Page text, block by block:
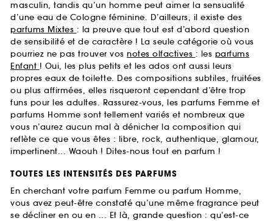
masculin, tandis qu’un homme peut aimer la sensualité
d’une eau de Cologne féminine. D’ailleurs, il existe des
parfums Mixtes : la preuve que tout est d’abord question
de sensibilité et de caractère ! La seule catégorie où vous
pourriez ne pas trouver vos notes olfactives : les parfums
Enfant ! Oui, les plus petits et les ados ont aussi leurs
propres eaux de toilette. Des compositions subtiles, fruitées
ou plus affirmées, elles risqueront cependant d’être trop
funs pour les adultes. Rassurez-vous, les parfums Femme et
parfums Homme sont tellement variés et nombreux que
vous n’aurez aucun mal à dénicher la composition qui
reflète ce que vous êtes : libre, rock, authentique, glamour,
impertinent... Waouh ! Dites-nous tout en parfum !
TOUTES LES INTENSITÉS DES PARFUMS
En cherchant votre parfum Femme ou parfum Homme,
vous avez peut-être constaté qu’une même fragrance peut
se décliner en ou en ... Et là, grande question : qu’est-ce